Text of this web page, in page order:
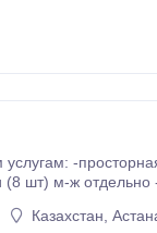
Казахстан,